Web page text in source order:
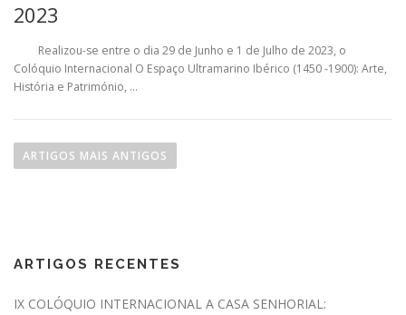
2023
Realizou-se entre o dia 29 de Junho e 1 de Julho de 2023, o
Colóquio Internacional O Espaço Ultramarino Ibérico (1450 -1900): Arte,
História e Património, …
ARTIGOS MAIS ANTIGOS
ARTIGOS RECENTES
IX COLÓQUIO INTERNACIONAL A CASA SENHORIAL: